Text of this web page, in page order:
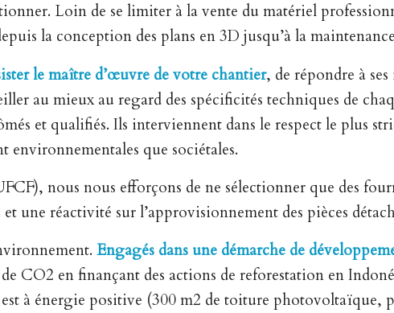
Loin de se limiter à la vente du matériel
la conception des plans en 3D jusqu’à la
le maître d’œuvre de votre chantier, de répondre à
au mieux au regard des spécificités techniques de
et qualifiés. Ils interviennent dans le respect le plus
environnementales que sociétales.
nous nous efforçons de ne sélectionner que des
une réactivité sur l’approvisionnement des pièces
Engagés dans une démarche de
CO2 en finançant des actions de reforestation en
à énergie positive (300 m2 de toiture photovoltaïque,